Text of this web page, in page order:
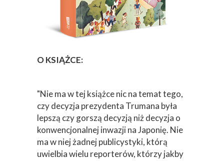
O KSIĄŻCE:
"Nie ma w tej książce nic na temat tego,
czy decyzja prezydenta Trumana była
lepszą czy gorszą decyzją niż decyzja o
konwencjonalnej inwazji na Japonię. Nie
ma w niej żadnej publicystyki, którą
uwielbia wielu reporterów, którzy jakby